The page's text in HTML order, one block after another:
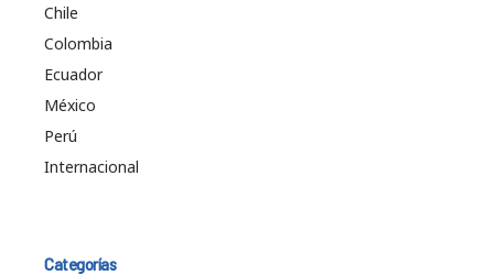
Chile
Colombia
Ecuador
México
Perú
Internacional
Categorías